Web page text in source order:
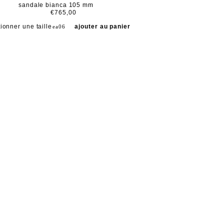
sandale bianca 105 mm
€765,00
une taille
ajouter au panier